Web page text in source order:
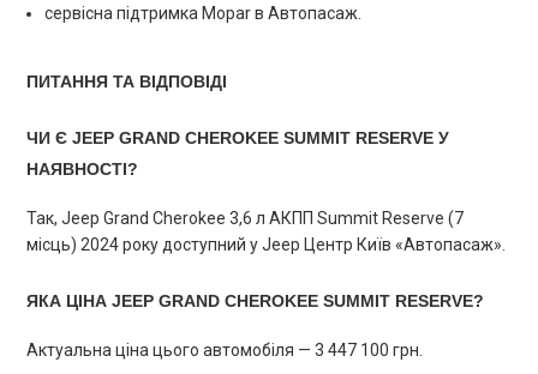
сервісна підтримка Mopar в Автопасаж.
ПИТАННЯ ТА ВІДПОВІДІ
ЧИ Є JEEP GRAND CHEROKEE SUMMIT RESERVE У
НАЯВНОСТІ?
Так, Jeep Grand Cherokee 3,6 л АКПП Summit Reserve (7
місць) 2024 року доступний у Jeep Центр Київ «Автопасаж».
ЯКА ЦІНА JEEP GRAND CHEROKEE SUMMIT RESERVE?
Актуальна ціна цього автомобіля — 3 447 100 грн.